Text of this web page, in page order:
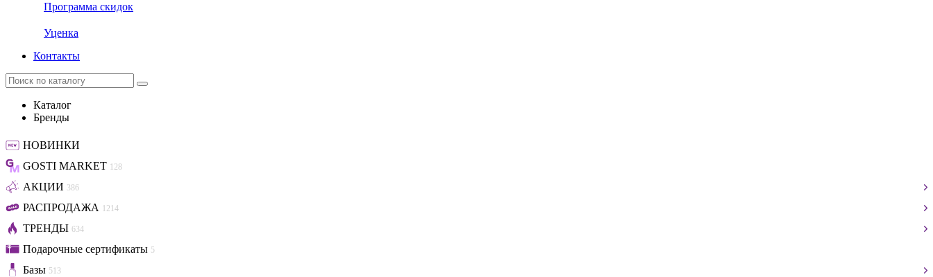
Программа скидок
Уценка
Контакты
Каталог
Бренды
НОВИНКИ
GOSTI MARKET 128
АКЦИИ 386
РАСПРОДАЖА 1214
ТРЕНДЫ 634
Подарочные сертификаты 5
Базы 513